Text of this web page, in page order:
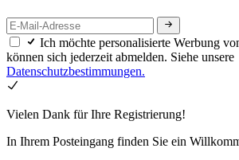
Ich möchte personalisierte Werbung
können sich jederzeit abmelden. Siehe unsere
Datenschutzbestimmungen.
Vielen Dank für Ihre Registrierung!
In Ihrem Posteingang finden Sie ein